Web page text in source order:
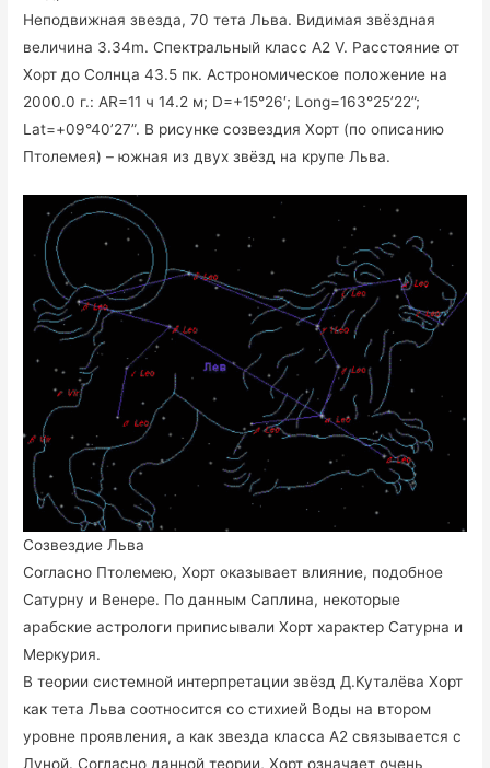
Неподвижная звезда, 70 тета Льва. Видимая звёздная
величина 3.34m. Спектральный класс A2 V. Расстояние от
Хорт до Солнца 43.5 пк. Астрономическое положение на
2000.0 г.: AR=11 ч 14.2 м; D=+15°26′; Long=163°25’22”;
Lat=+09°40’27”. В рисунке созвездия Хорт (по описанию
Птолемея) – южная из двух звёзд на крупе Льва.
Созвездие Льва
Согласно Птолемею, Хорт оказывает влияние, подобное
Сатурну и Венере. По данным Саплина, некоторые
арабские астрологи приписывали Хорт характер Сатурна и
Меркурия.
В теории системной интерпретации звёзд Д.Куталёва Хорт
как тета Льва соотносится со стихией Воды на втором
уровне проявления, а как звезда класса A2 связывается с
Луной. Согласно данной теории, Хорт означает очень